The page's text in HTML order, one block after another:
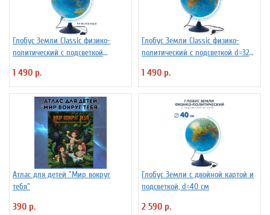
Глобус Земли Classic физико-
политический с подсветкой
1 490 р.
Глобус Земли Classic физико-
политический с подсветкой d=32
1 490 р.
Атлас для детей "Мир вокруг
тебя"
390 р.
Глобус Земли с двойной картой и
подсветкой, d=40 см
2 590 р.